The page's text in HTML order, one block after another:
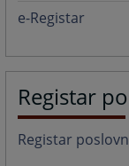
e-Registar
Registar
Registar